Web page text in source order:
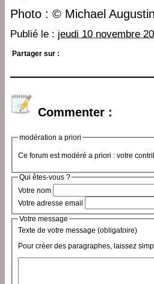
Photo : © Michael Augustin
Publié le : jeudi 10 novembre
Partager sur :
Commenter :
modération a priori
Ce forum est modéré a priori : votre
Qui êtes-vous ?
Votre nom
Votre adresse email
Votre message
Texte de votre message (obligatoire)
Pour créer des paragraphes, laissez